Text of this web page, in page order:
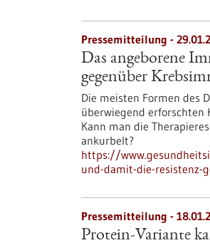
Pressemitteilung -
Das angeborene
gegenüber
Die meisten Formen des
überwiegend erforschten
Kann man die
ankurbelt?
https://
und-damit-die-resistenz-
Pressemitteilung -
Protein-Variante